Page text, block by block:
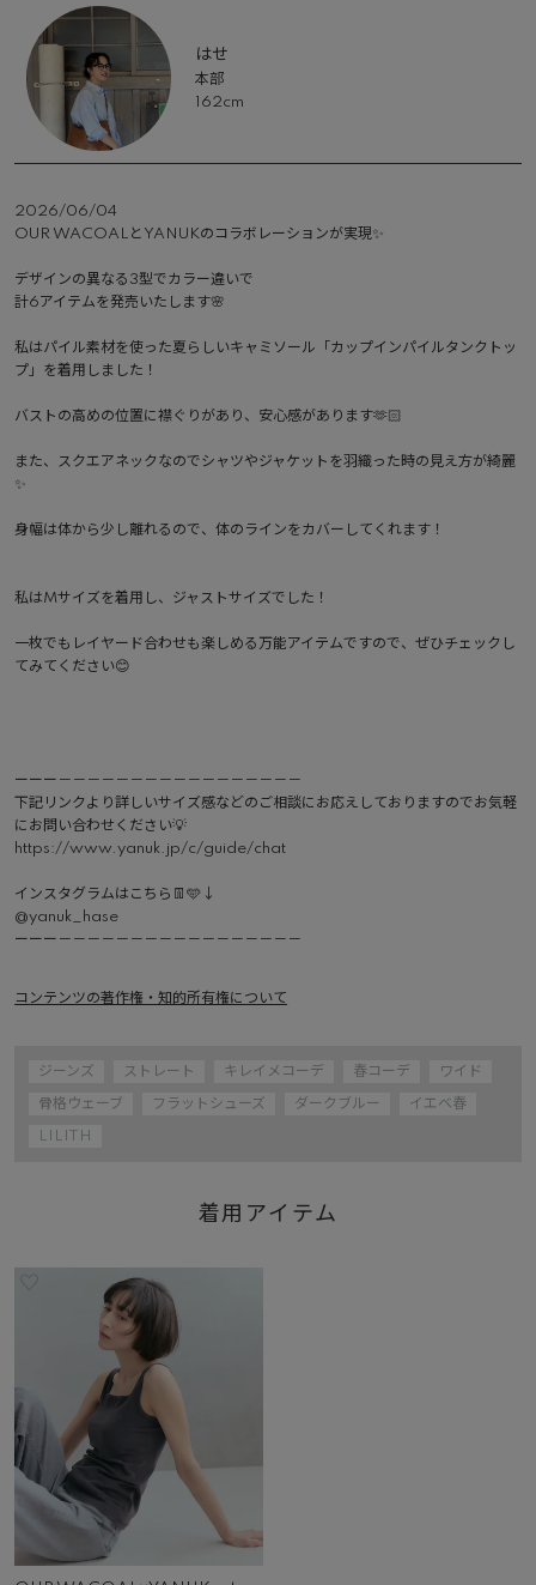
はせ
本部
162cm
2026/06/04
OUR WACOALとYANUKのコラボレーションが実現✨
デザインの異なる3型でカラー違いで
計6アイテムを発売いたします🌸
私はパイル素材を使った夏らしいキャミソール「カップインパイルタンクトッ
プ」を着用しました！
バストの高めの位置に襟ぐりがあり、安心感があります🫶🏻
また、スクエアネックなのでシャツやジャケットを羽織った時の見え方が綺麗
✨
身幅は体から少し離れるので、体のラインをカバーしてくれます！
私はMサイズを着用し、ジャストサイズでした！
一枚でもレイヤード合わせも楽しめる万能アイテムですので、ぜひチェックし
てみてください😊
ーーー－－－－－－－－－－－－－－－－－
下記リンクより詳しいサイズ感などのご相談にお応えしておりますのでお気軽
にお問い合わせください💡
https://www.yanuk.jp/c/guide/chat
インスタグラムはこちら👖🩵↓
@yanuk_hase
コンテンツの著作権・知的所有権について
ジーンズ ストレート キレイメコーデ 春コーデ ワイド
骨格ウェーブ フラットシューズ ダークブルー イエベ春
LILITH
着用アイテム